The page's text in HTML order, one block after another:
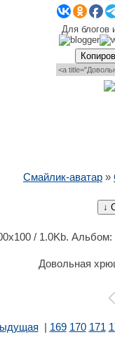
Для блогов
Смайлик-аватар »
↓
/ 1.0Kb.
Довольная
169 170 171